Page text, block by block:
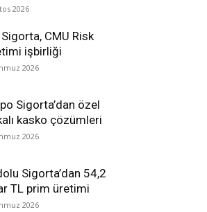
2026
CMU Risk
işbirliği
2026
Sigorta’dan özel
kasko çözümleri
2026
Sigorta’dan 54,2
TL prim üretimi
2026